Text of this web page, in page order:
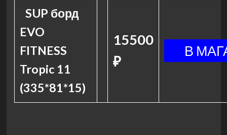
SUP борд
EVO
FITNESS
Tropic 11
(335*81*15)
15500
₽